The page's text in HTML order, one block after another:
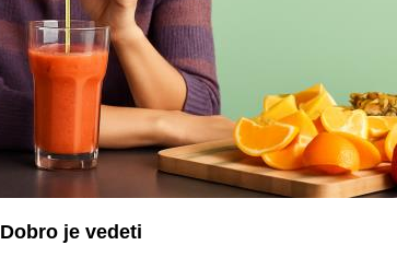
Dobro je vedeti